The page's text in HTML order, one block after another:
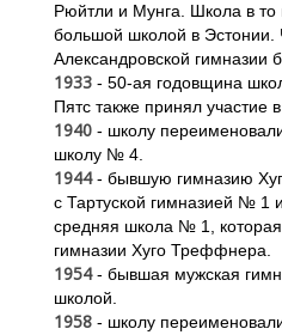
Рюйтли и Мунга. Школа в то
большой школой в Эстонии.
Александровской гимназии
1933 - 50-ая годовщина
Пятс также принял участие в
1940 - школу
школу № 4.
1944- бывшую гимназию
с Тартуской гимназией № 1
средняя школа № 1,
гимназии Хуго Треффнера.
1954- бывшая мужская
школой.
1958- школу